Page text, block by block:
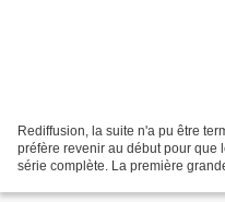
Rediffusion, la suite n'a pu être
préfère revenir au début pour que
série complète. La première